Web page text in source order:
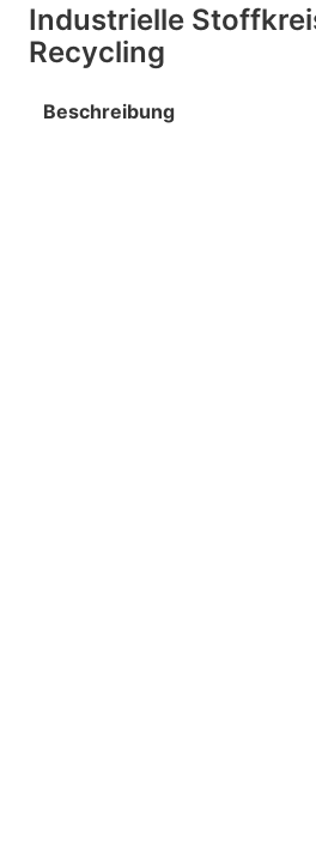
Industrielle
Recycling
Beschreibung